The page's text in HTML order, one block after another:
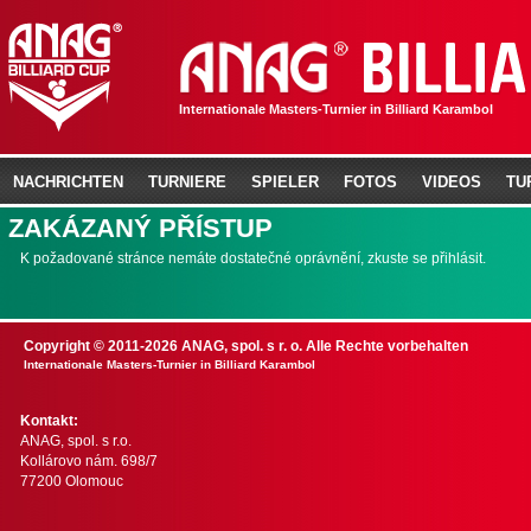
ZAKÁZANÝ PŘÍSTUP
K požadované stránce nemáte dostatečné oprávnění, zkuste se přihlásit.
Internationale Masters-Turnier in Billiard Karambol
NACHRICHTEN TURNIERE SPIELER FOTOS VIDEOS
Copyright © 2011-2026 ANAG, spol. s r. o. Alle Rechte vorbehalten
Internationale Masters-Turnier in Billiard Karambol
Kontakt:
ANAG, spol. s r.o.
Kollárovo nám. 698/7
77200 Olomouc